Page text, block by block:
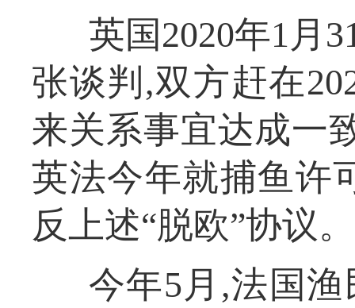
英国2020年1月
张谈判,双方赶在
来关系事宜达成一
英法今年就捕鱼许
反上述“脱欧”协议。
今年5月,法国